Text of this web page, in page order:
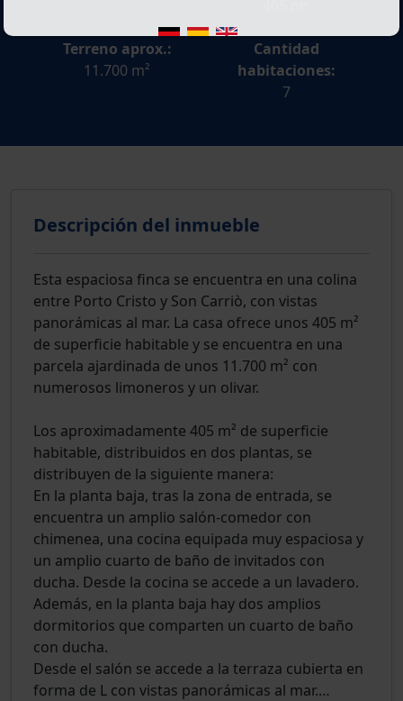
Terreno aprox.:
11.700 m²
Cantidad
habitaciones:
7
Descripción del inmueble
Esta espaciosa finca se encuentra en una colina
entre Porto Cristo y Son Carriò, con vistas
panorámicas al mar. La casa ofrece unos 405 m²
de superficie habitable y se encuentra en una
parcela ajardinada de unos 11.700 m² con
numerosos limoneros y un olivar.
Los aproximadamente 405 m² de superficie
habitable, distribuidos en dos plantas, se
distribuyen de la siguiente manera:
En la planta baja, tras la zona de entrada, se
encuentra un amplio salón-comedor con
chimenea, una cocina equipada muy espaciosa y
un amplio cuarto de baño de invitados con
ducha. Desde la cocina se accede a un lavadero.
Además, en la planta baja hay dos amplios
dormitorios que comparten un cuarto de baño
con ducha.
Desde el salón se accede a la terraza cubierta en
forma de L con vistas panorámicas al mar.…